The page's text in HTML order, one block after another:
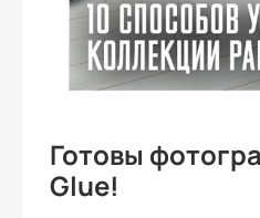
Готовы
Glue!